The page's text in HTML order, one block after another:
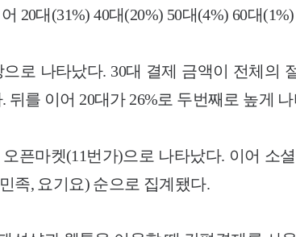
20대(31%) 40대(20%) 50대(4%) 60대
로 나타났다. 30대 결제 금액이 전체의
뒤를 이어 20대가 26%로 두번째로 높게
픈마켓(11번가)으로 나타났다. 이어 소
족, 요기요) 순으로 집계됐다.